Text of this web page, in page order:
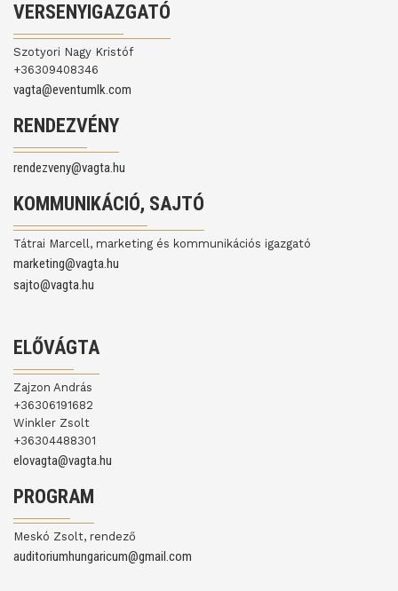
VERSENYIGAZGATÓ
Szotyori Nagy Kristóf
+36309408346
vagta@eventumlk.com
RENDEZVÉNY
rendezveny@vagta.hu
KOMMUNIKÁCIÓ, SAJTÓ
Tátrai Marcell, marketing és kommunikációs igazgató
marketing@vagta.hu
sajto@vagta.hu
ELŐVÁGTA
Zajzon András
+36306191682
Winkler Zsolt
+36304488301
elovagta@vagta.hu
PROGRAM
Meskó Zsolt, rendező
auditoriumhungaricum@gmail.com